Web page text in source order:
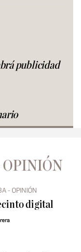
publicidad
OPINIÓN
- OPINIÓN
digital